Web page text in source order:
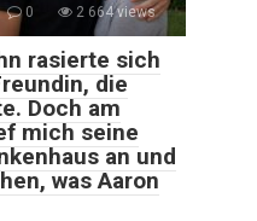
0 2 664 views
rasierte sich
die
Doch am
mich seine
an und
was Aaron